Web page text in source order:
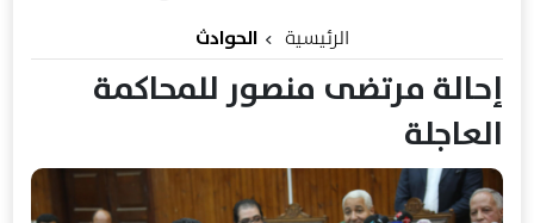
الرئيسية الحوادث
إحالة مرتضى منصور للمحاكمة
العاجلة